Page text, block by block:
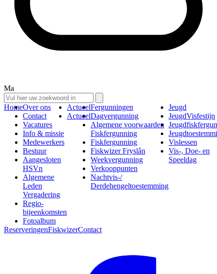
Ma
HomeOver ons
Contact
Vacatures
Info & missie
Medewerkers
Bestuur
Aangesloten
HSVn
Algemene
Leden
Vergadering
Regio-
bijeenkomsten
Fotoalbum
Actueel
Actueel
Fergunningen
Dagvergunning
Algemene voorwaarden
Fiskfergunning
Fiskfergunning
Fiskwizer Fryslân
Weekvergunning
Verkooppunten
Nachtvis-/
Derdehengeltoestemming
Jeugd
JeugdVisfestijn
Vislessen
Vis-, Doe- en
Speeldag
ReserveringenFiskwizerContact